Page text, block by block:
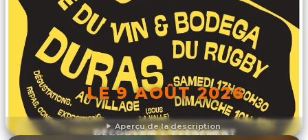
Aperçu de la description
LE 9 AOÛT 2026
DÉCOUVRIR L'ÉVÉNEMENT